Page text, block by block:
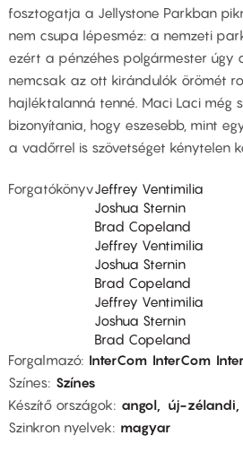
fosztogatja a Jellystone Parkban
nem csupa lépesméz: a nemzeti
ezért a pénzéhes polgármester úgy
nemcsak az ott kirándulók örömét
hajléktalanná tenné. Maci Laci még
bizonyítania, hogy eszesebb, mint
a vadőrrel is szövetséget kénytelen
ForgatókönyvJeffrey Ventimilia
Joshua Sternin
Brad Copeland
Jeffrey Ventimilia
Joshua Sternin
Brad Copeland
Jeffrey Ventimilia
Joshua Sternin
Brad Copeland
Forgalmazó InterCom InterCom
Színes Színes
Készítő országok
angol új-zélandi
Szinkron nyelvek
magyar